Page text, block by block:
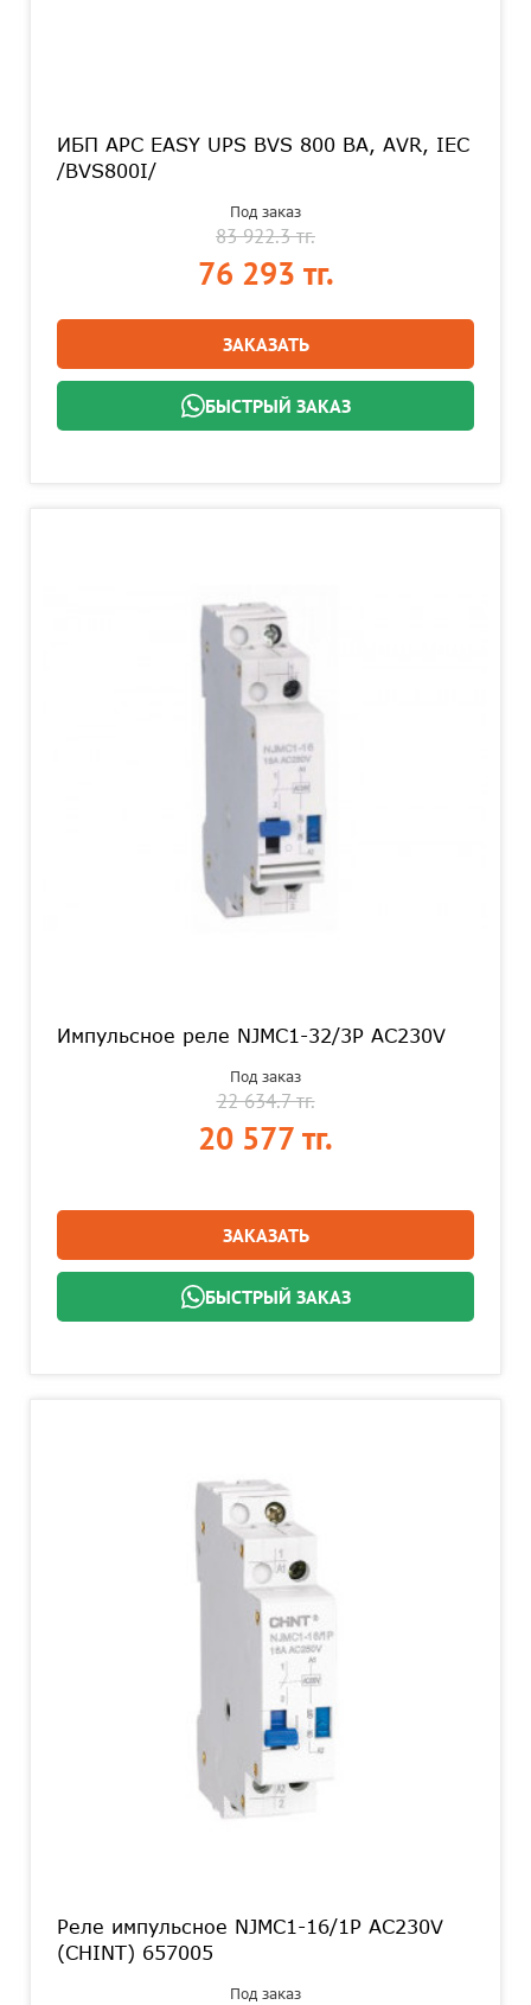
ИБП APC EASY UPS BVS 800 ВА, AVR, IEC
/BVS800I/
Под заказ
83 922.3 тг.
76 293 тг.
ЗАКАЗАТЬ
БЫСТРЫЙ ЗАКАЗ
Импульсное реле NJMC1-32/3P AC230V
Под заказ
22 634.7 тг.
20 577 тг.
ЗАКАЗАТЬ
БЫСТРЫЙ ЗАКАЗ
Реле импульсное NJMC1-16/1P AC230V
(CHINT) 657005
Под заказ